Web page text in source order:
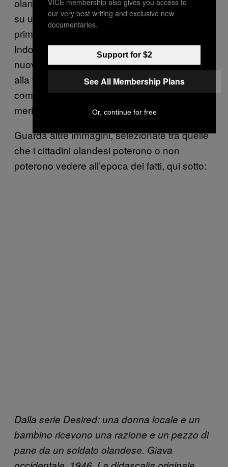
su un giornale,Dr Volkskrant, con il titolo “le
prime fotografie delle esecuzioni olandesi in
Indonesia.” È seguito un nuovo scandalo e
nuove indagini per scoprire la verità. Un po’
alla volta si è formata un’immagine più
completa della questione, in gran parte per
merito delle fotografie.
Guarda altre immagini, selezionate tra quelle
che i cittadini olandesi poterono o non
poterono vedere all’epoca dei fatti, qui sotto:
Dalla serie Desired: una donna locale e un
bambino ricevono una razione e un pezzo di
pane da un soldato olandese. Giava
our very best writing and exclusive new
documentaries.
Support for $2
See All Membership Plans
Or, continue for free